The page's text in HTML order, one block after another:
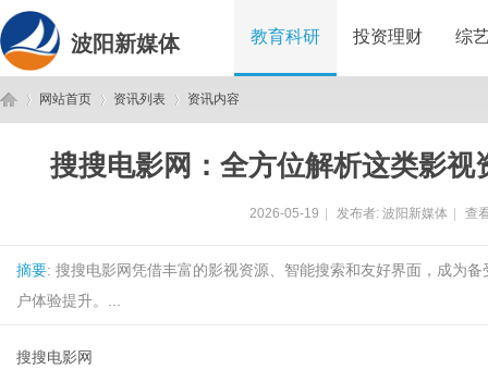
波阳新媒体 教育科研 投资理财 综
网站首页 资讯列表 资讯内容
搜搜电影网：全方位解析这类影
2026-05-19 发布者: 波阳新媒体 查
摘要: 搜搜电影网凭借丰富的影视资源、智能搜索和友好界面，成为
户体验提升。...
搜搜电影网